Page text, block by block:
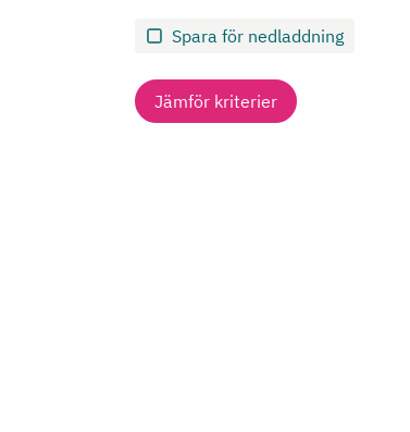
Spara för nedladdning
Jämför kriterier